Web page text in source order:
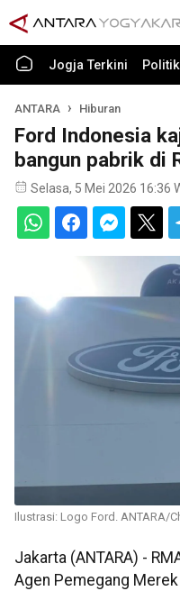
Jogja Terkini Politik
ANTARA Hiburan
Ford Indonesia
bangun pabrik di
Selasa, 5 Mei 2026 16:36
Ilustrasi: Logo Ford. ANTARA/
Jakarta (ANTARA) -
Agen Pemegang